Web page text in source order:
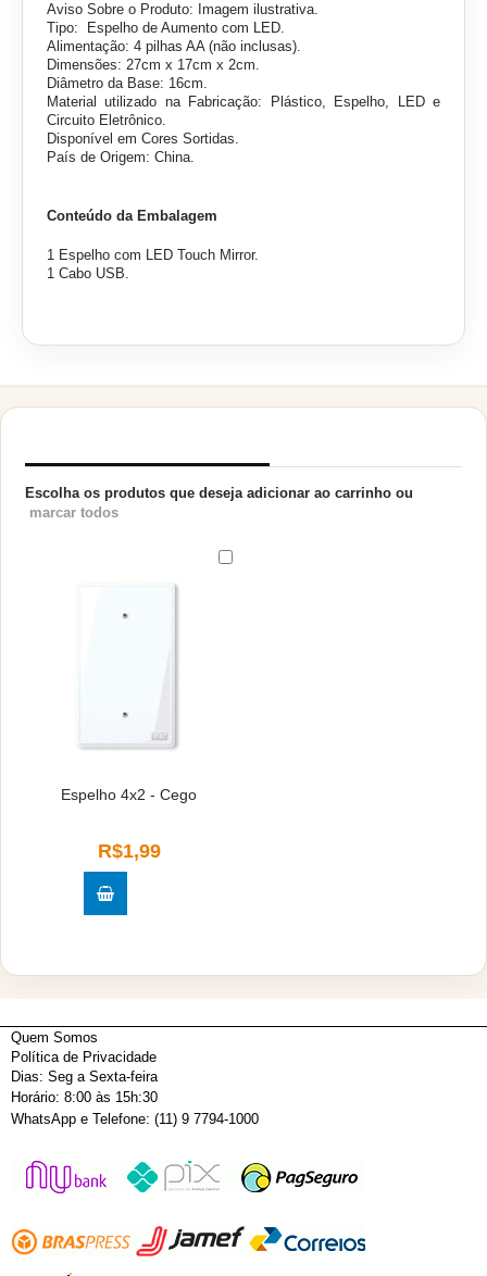
Aviso Sobre o Produto: Imagem ilustrativa.
Tipo: Espelho de Aumento com LED.
Alimentação: 4 pilhas AA (não inclusas).
Dimensões: 27cm x 17cm x 2cm.
Diâmetro da Base: 16cm.
Material utilizado na Fabricação: Plástico, Espelho, LED e
Circuito Eletrônico.
Disponível em Cores Sortidas.
País de Origem: China.
Conteúdo da Embalagem
1 Espelho com LED Touch Mirror.
1 Cabo USB.
Escolha os produtos que deseja adicionar ao carrinho ou
marcar todos
Espelho 4x2 - Cego
R$1,99
Quem Somos
Política de Privacidade
Dias: Seg a Sexta-feira
Horário: 8:00 às 15h:30
WhatsApp e Telefone: (11) 9 7794-1000